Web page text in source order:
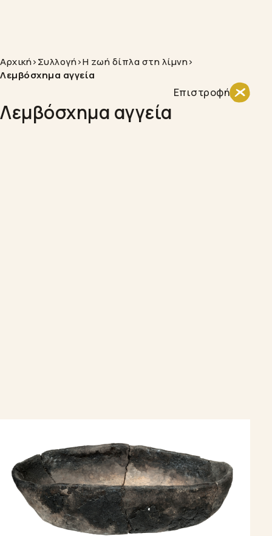
Αρχική>Συλλογή>Η zωή δίπλα στη λίμνη>
Λεμβόσχημα αγγεία
Επιστροφή
Λεμβόσχημα αγγεία